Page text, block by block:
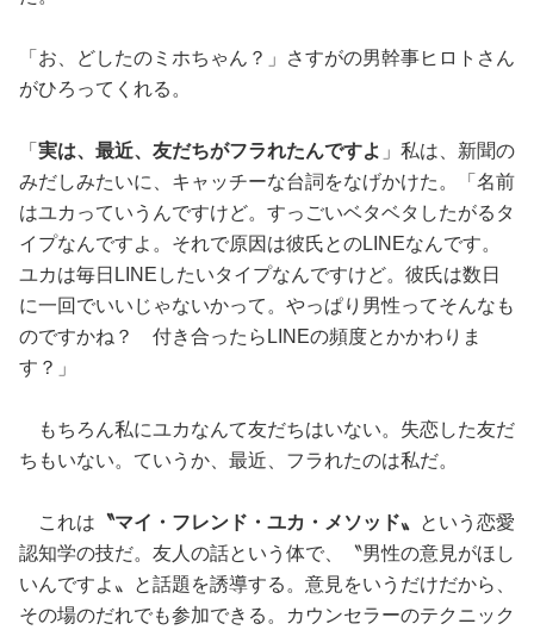
「お、どしたのミホちゃん？」さすがの男幹事ヒロトさん
がひろってくれる。
「 実は、最近、友だちがフラれたんですよ 」私は、新聞の
みだしみたいに、キャッチーな台詞をなげかけた。「名前
はユカっていうんですけど。すっごいベタベタしたがるタ
イプなんですよ。それで原因は彼氏とのLINEなんです。
ユカは毎日LINEしたいタイプなんですけど。彼氏は数日
に一回でいいじゃないかって。やっぱり男性ってそんなも
のですかね？ 付き合ったらLINEの頻度とかかわりま
す？」
もちろん私にユカなんて友だちはいない。失恋した友だ
ちもいない。ていうか、最近、フラれたのは私だ。
これは 〝マイ・フレンド・ユカ・メソッド〟
という恋愛
認知学の技だ。友人の話という体で、〝男性の意見がほし
いんですよ〟と話題を誘導する。意見をいうだけだから、
その場のだれでも参加できる。カウンセラーのテクニック